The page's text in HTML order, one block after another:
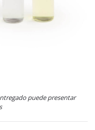
puede presentar